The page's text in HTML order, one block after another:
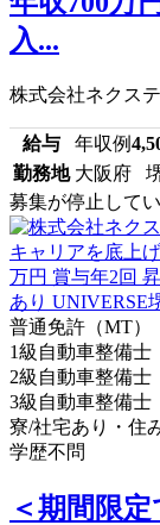
入...
株式会社ネクス
給与 年収例
勤務地 大阪府
募集が停止して
普通免許（MT）
1級自動車整備士
2級自動車整備士
3級自動車整備士
寮/社宅あり・住
学歴不問
＜期間限